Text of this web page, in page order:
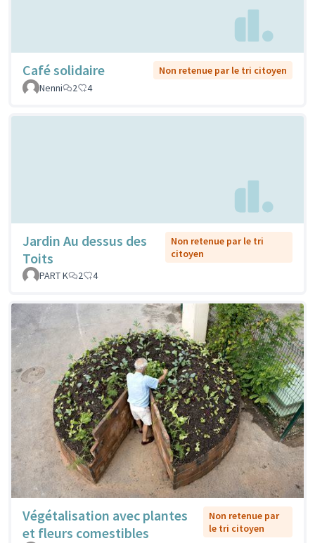
Café solidaire
Non retenue par le tri citoyen
Nenni
2 4
Jardin Au dessus des
Toits
Non retenue par le tri
citoyen
PART K
2 4
Végétalisation avec plantes
et fleurs comestibles
Non retenue par
le tri citoyen